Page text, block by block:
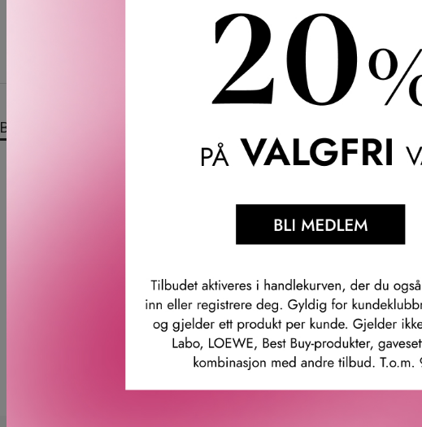
Gratis
BESKRIVELSE
føles lett på huden med opptil 24 timers komfort.
Leverandørs artikkelnummer: ld104900
Våre kunder om